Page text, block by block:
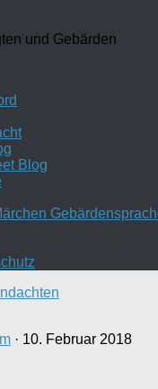
und Gebärden
Blog
· 10. Februar 2018